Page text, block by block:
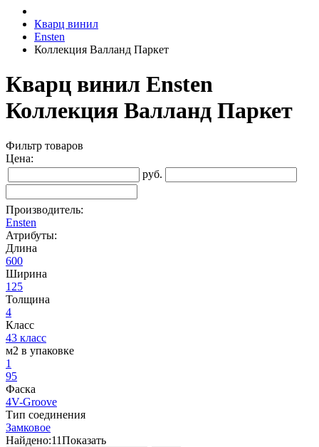
Кварц винил
Ensten
Коллекция Валланд Паркет
Кварц винил Ensten
Коллекция Валланд Паркет
Фильтр товаров
Цена:
руб.
Производитель:
Ensten
Атрибуты:
Длина
600
Ширина
125
Толщина
4
Класс
43 класс
м2 в упаковке
1
95
Фаска
4V-Groove
Тип соединения
Замковое
Найдено:11Показать